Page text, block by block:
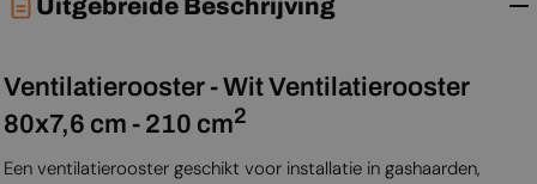
Uitgebreide Beschrijving
Ventilatierooster - Wit Ventilatierooster
80x7,6 cm - 210 cm2
Een ventilatierooster geschikt voor installatie in gashaarden,